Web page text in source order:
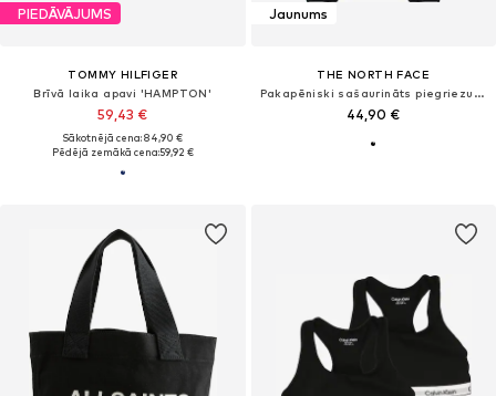
PIEDĀVĀJUMS
TOMMY HILFIGER
Brīvā laika apavi 'HAMPTON'
59,43 €
Sākotnējā cena: 84,90 €
Pēdējā zemākā cena:59,92 €
Jaunums
THE NORTH FACE
Pakapēniski sašaurināts piegriezums Sporta bikses 'Evolution Sumple Dome'
44,90 €